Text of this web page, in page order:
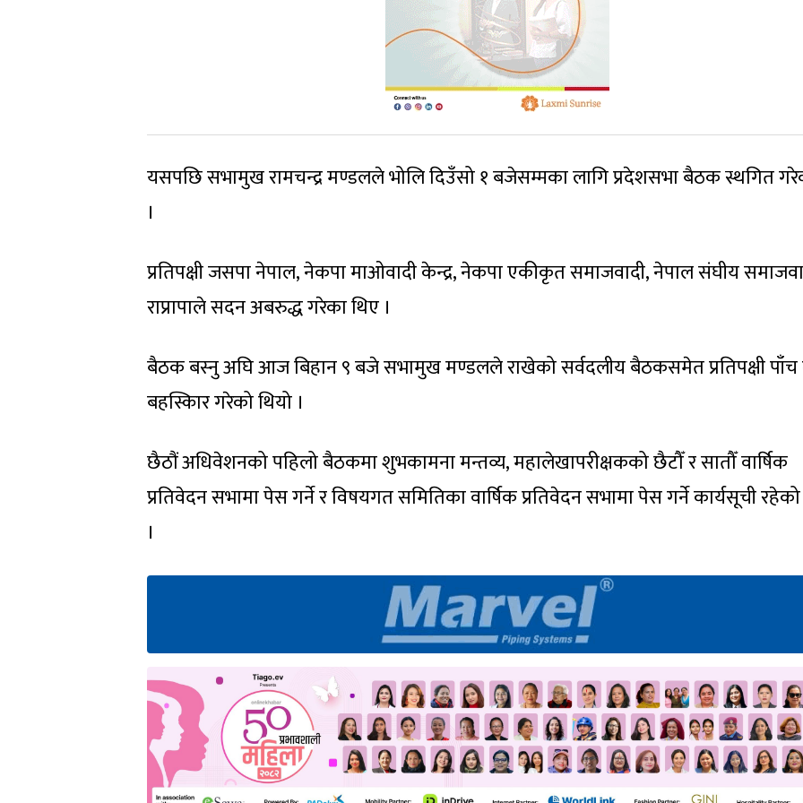
यसपछि सभामुख रामचन्द्र मण्डलले भोलि दिउँसो १ बजेसम्मका लागि प्रदेशसभा बैठक स्थगित
।
प्रतिपक्षी जसपा नेपाल, नेकपा माओवादी केन्द्र, नेकपा एकीकृत समाजवादी, नेपाल संघीय
राप्रापाले सदन अबरुद्ध गरेका थिए ।
बैठक बस्नु अघि आज बिहान ९ बजे सभामुख मण्डलले राखेको सर्वदलीय बैठकसमेत प्रतिपक्षी
बहस्किार गरेको थियो ।
छैठौं अधिवेशनको पहिलो बैठकमा शुभकामना मन्तव्य, महालेखापरीक्षकको छैटौँ र सातौँ वार्षिक
प्रतिवेदन सभामा पेस गर्ने र विषयगत समितिका वार्षिक प्रतिवेदन सभामा पेस गर्ने कार्यसूची
।